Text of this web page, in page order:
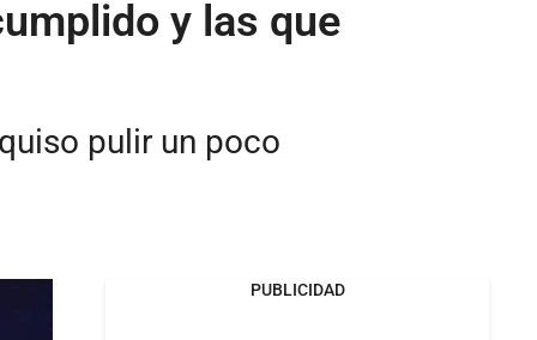
y las que
pulir un poco
PUBLICIDAD